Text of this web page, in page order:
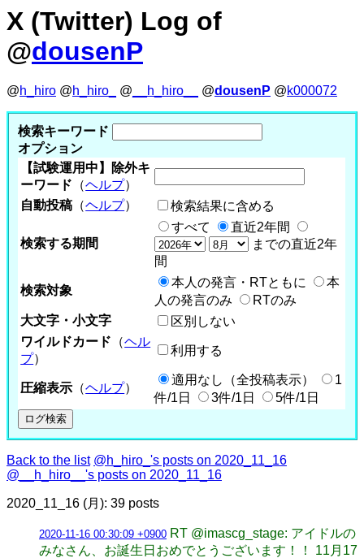
X (Twitter) Log of
@dousenP
@h_hiro @h_hiro_ @ __h_hiro__ @dousenP @k000072
検索キーワード
オプション
【試験運用中】除外キ
ーワード （ヘルプ）
自動投稿 （ヘルプ） 検索結果に含める
検索する期間
すべて
直近2年間
までの直近2年
間
検索対象
本人の発言・RTともに
本
人の発言のみ
RTのみ
大文字・小文字
区別しない
ワイルドカード （ヘル
プ）
利用する
圧縮表示 （ヘルプ）
適用なし（全投稿表示）
1
件/1日
3件/1日 5件/1日
Back to the list @h_hiro_'s posts on 2020_11_16
@__h_hiro__'s posts on 2020_11_16
2020_11_16 (月): 39 posts
2020-11-16 00:30:09 +0900 RT @imascg_stage: アイドルの
みなさん、お誕生日おめでとうございます！！ 11月17